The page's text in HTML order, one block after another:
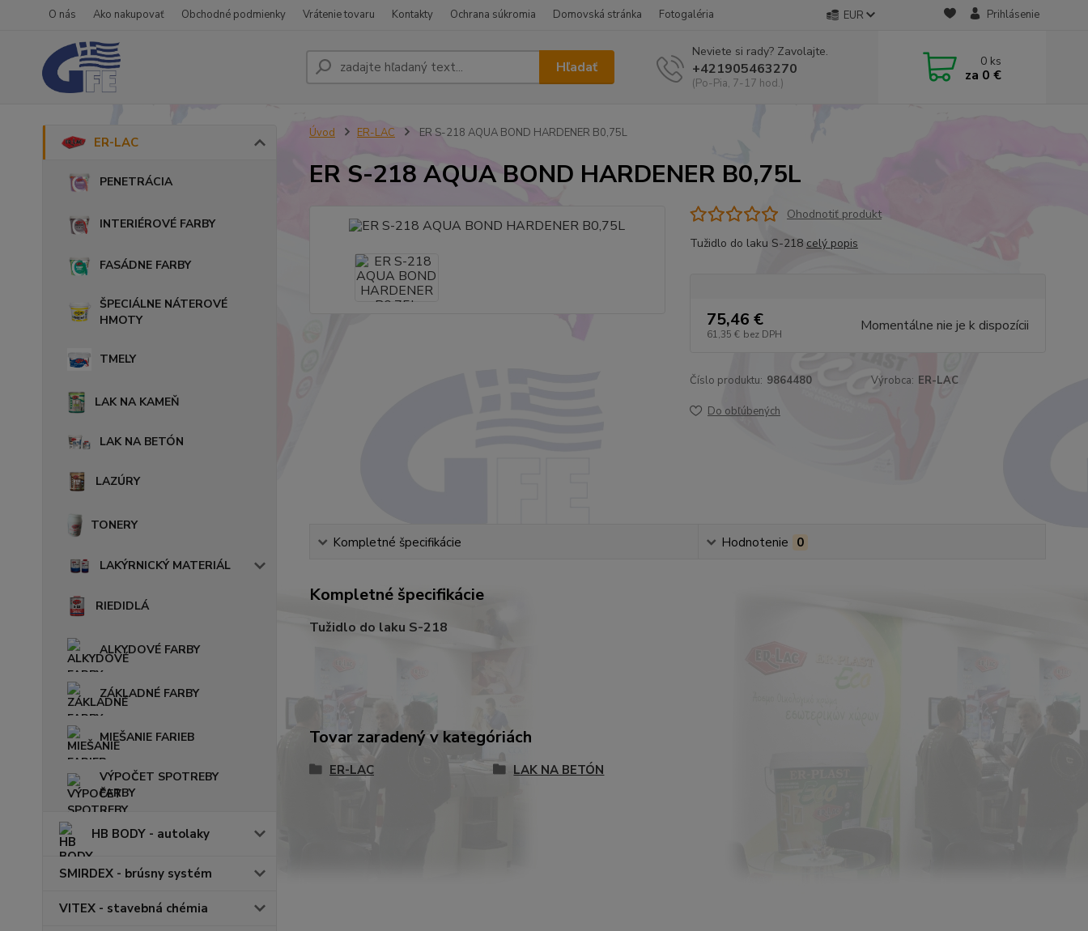
O nás Ako nakupovať Obchodné podmienky Vrátenie tovaru Kontakty Ochrana súkromia Domovská stránka Fotogaléria EUR Prihlásenie
Hľadať
Neviete si rady? Zavolajte.
+421905463270
(Po-Pia, 7-17 hod.)
0 ks
za 0 €
ER-LAC
PENETRÁCIA
INTERIÉROVÉ FARBY
FASÁDNE FARBY
ŠPECIÁLNE NÁTEROVÉ
HMOTY
TMELY
LAK NA KAMEŇ
LAK NA BETÓN
LAZÚRY
TONERY
LAKÝRNICKÝ MATERIÁL
RIEDIDLÁ
ALKYDOVÉ FARBY
ZÁKLADNÉ FARBY
MIEŠANIE FARIEB
VÝPOČET SPOTREBY
FARBY
HB BODY - autolaky
SMIRDEX - brúsny systém
VITEX - stavebná chémia
Úvod ER-LAC ER S-218 AQUA BOND HARDENER B0,75L
ER S-218 AQUA BOND HARDENER B0,75L
Ohodnotiť produkt
Tužidlo do laku S-218 celý popis
75,46 €
61,35 € bez DPH Momentálne nie je k dispozícii
Číslo produktu: 9864480 Výrobca: ER-LAC
Do obľúbených
Kompletné špecifikácie Hodnotenie 0
Kompletné špecifikácie
Tužidlo do laku S-218
Tovar zaradený v kategóriách
ER-LAC LAK NA BETÓN